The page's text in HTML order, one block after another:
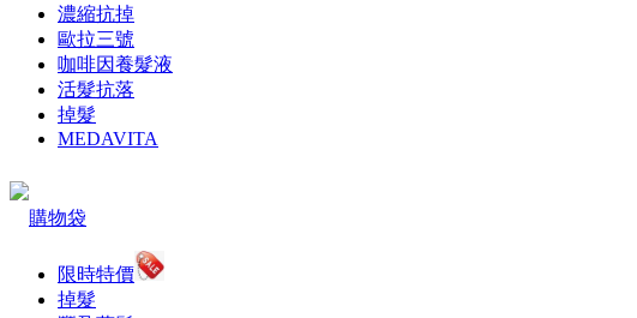
濃縮抗掉
歐拉三號
咖啡因養髮液
活髮抗落
掉髮
MEDAVITA
購物袋
限時特價
掉髮